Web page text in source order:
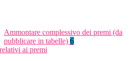
Ammontare complessivo dei premi (da
pubblicare in tabelle) 6
ai premi